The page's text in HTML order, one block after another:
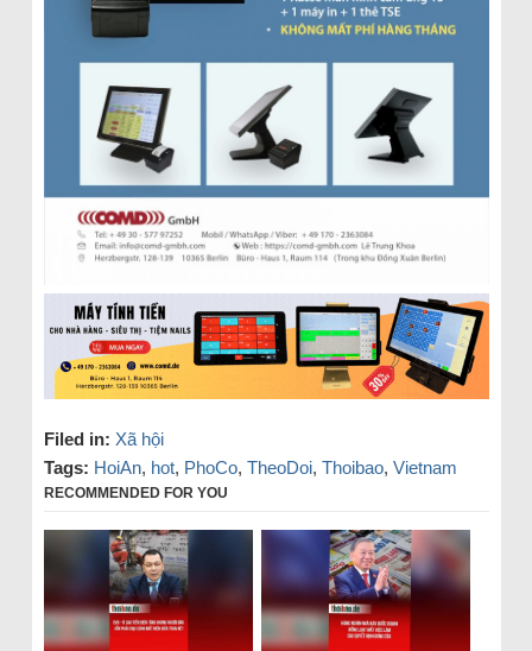
Filed in: Xã hội
Tags: HoiAn, hot, PhoCo, TheoDoi, Thoibao, Vietnam
RECOMMENDED FOR YOU